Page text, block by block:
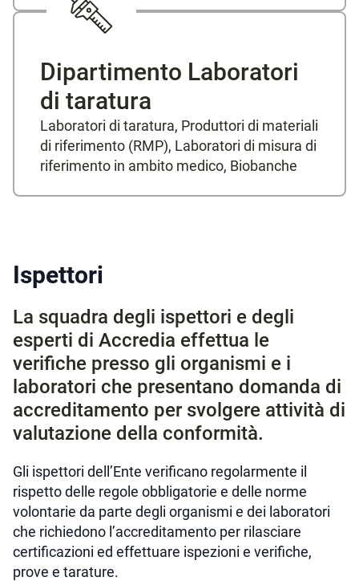
Dipartimento Laboratori
di taratura
Laboratori di taratura, Produttori di materiali
di riferimento (RMP), Laboratori di misura di
riferimento in ambito medico, Biobanche
Ispettori
La squadra degli ispettori e degli
esperti di Accredia effettua le
verifiche presso gli organismi e i
laboratori che presentano domanda di
accreditamento per svolgere attività di
valutazione della conformità.
Gli ispettori dell’Ente verificano regolarmente il
rispetto delle regole obbligatorie e delle norme
volontarie da parte degli organismi e dei laboratori
che richiedono l’accreditamento per rilasciare
certificazioni ed effettuare ispezioni e verifiche,
prove e tarature.